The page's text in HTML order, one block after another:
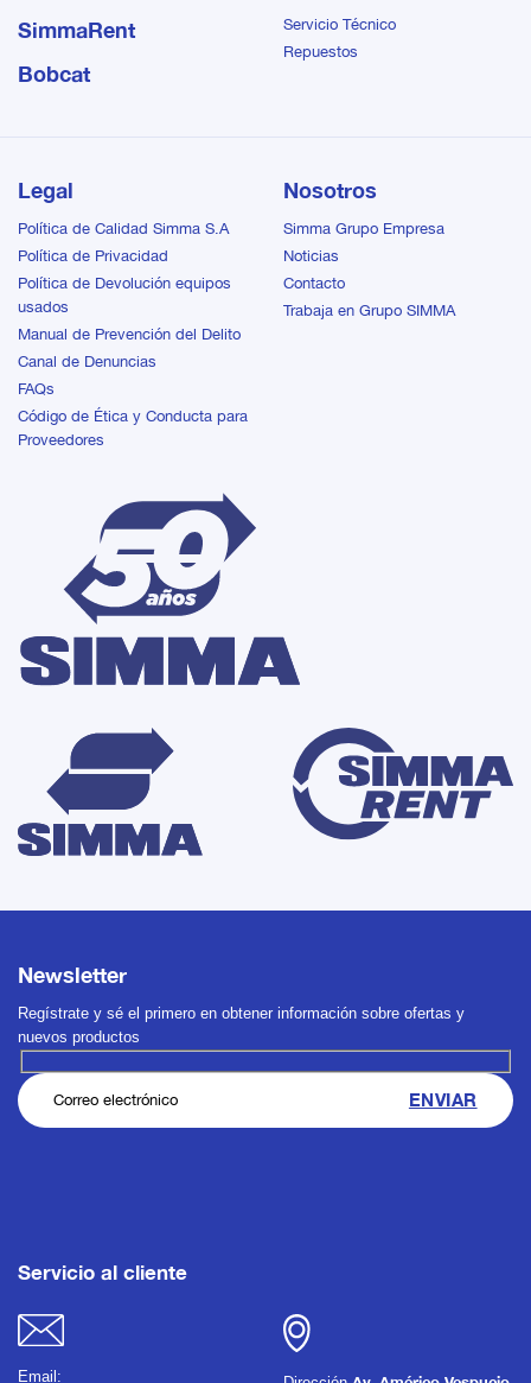
que aumenta a medida que
SimmaRent
Bobcat
Servicio Técnico
Repuestos
Legal
Política de Calidad Simma S.A
Política de Privacidad
Política de Devolución equipos
usados
Manual de Prevención del Delito
Canal de Denuncias
FAQs
Código de Ética y Conducta para
Proveedores
Nosotros
Simma Grupo Empresa
Noticias
Contacto
Trabaja en Grupo SIMMA
Newsletter
Regístrate y sé el primero en obtener información sobre ofertas y
nuevos productos
Servicio al cliente
Email: